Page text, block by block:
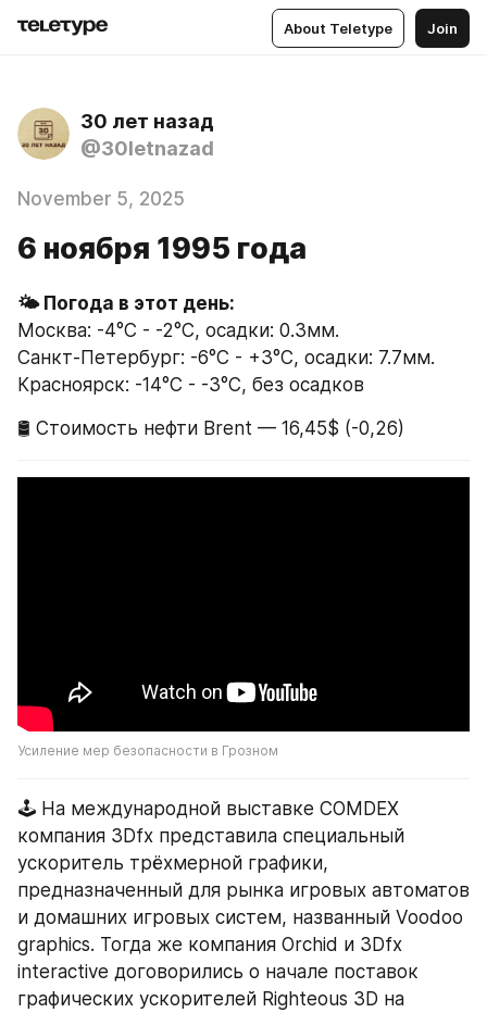
About Teletype Join
30 лет назад
@30letnazad
November 5, 2025
6 ноября 1995 года
🌤 Погода в этот день:
Москва: -4°C - -2°C, осадки: 0.3мм.
Санкт-Петербург: -6°C - +3°C, осадки: 7.7мм.
Красноярск: -14°C - -3°C, без осадков
🛢 Стоимость нефти Brent — 16,45$ (-0,26)
Усиление мер безопасности в Грозном
🕹️ На международной выставке COMDEX
компания 3Dfx представила специальный
ускоритель трёхмерной графики,
предназначенный для рынка игровых автоматов
и домашних игровых систем, названный Voodoo
graphics. Тогда же компания Orchid и 3Dfx
interactive договорились о начале поставок
графических ускорителей Righteous 3D на